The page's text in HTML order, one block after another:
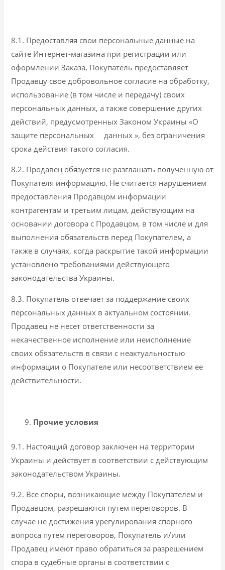
8.1. Предоставляя свои персональные данные на
сайте Интернет-магазина при регистрации или
оформлении Заказа, Покупатель предоставляет
Продавцу свое добровольное согласие на обработку,
использование (в том числе и передачу) своих
персональных данных, а также совершение других
действий, предусмотренных Законом Украины «О
защите персональных данных », без ограничения
срока действия такого согласия.
8.2. Продавец обязуется не разглашать полученную от
Покупателя информацию. Не считается нарушением
предоставления Продавцом информации
контрагентам и третьим лицам, действующим на
основании договора с Продавцом, в том числе и для
выполнения обязательств перед Покупателем, а
также в случаях, когда раскрытие такой информации
установлено требованиями действующего
законодательства Украины.
8.3. Покупатель отвечает за поддержание своих
персональных данных в актуальном состоянии.
Продавец не несет ответственности за
некачественное исполнение или неисполнение
своих обязательств в связи с неактуальностью
информации о Покупателе или несоответствием ее
действительности.
Прочие условия
9.1. Настоящий договор заключен на территории
Украины и действует в соответствии с действующим
законодательством Украины.
9.2. Все споры, возникающие между Покупателем и
Продавцом, разрешаются путем переговоров. В
случае не достижения урегулирования спорного
вопроса путем переговоров, Покупатель и/или
Продавец имеют право обратиться за разрешением
спора в судебные органы в соответствии с